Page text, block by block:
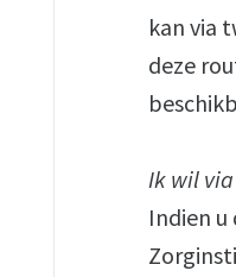
kan via
deze
Ik wil via
Indien u